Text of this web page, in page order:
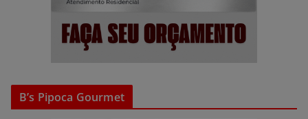
B’s Pipoca Gourmet